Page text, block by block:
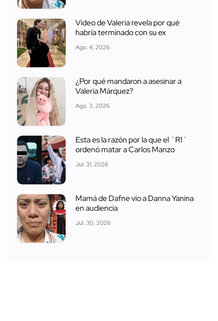
Video de Valeria revela por qué
habría terminado con su ex
Ago. 4, 2026
¿Por qué mandaron a asesinar a
Valeria Márquez?
Ago. 3, 2026
Esta es la razón por la que el ´R1´
ordenó matar a Carlos Manzo
Jul. 31, 2026
Mamá de Dafne vio a Danna Yanina
en audiencia
Jul. 30, 2026